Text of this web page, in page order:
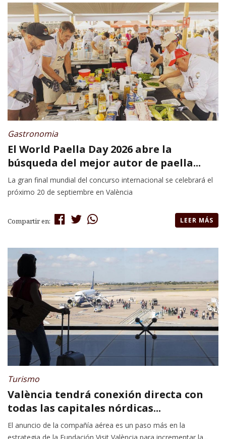
Gastronomia
El World Paella Day 2026 abre la
búsqueda del mejor autor de paella...
La gran final mundial del concurso internacional se celebrará el
próximo 20 de septiembre en València
Compartir en: LEER MÁS
Turismo
València tendrá conexión directa con
todas las capitales nórdicas...
El anuncio de la compañía aérea es un paso más en la